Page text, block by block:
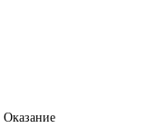
Оказание